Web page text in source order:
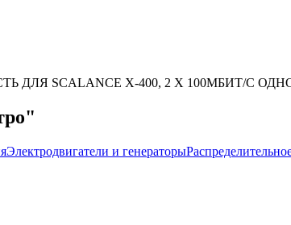
ДЛЯ SCALANCE X-400, 2 X 100МБИТ/
Электродвигатели и генераторы